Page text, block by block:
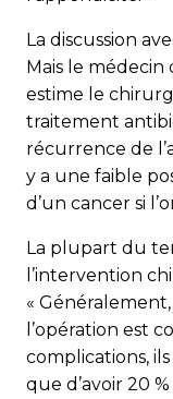
La discussion
Mais le
estime le
traitement
récurrence de
y a une faible
d’un cancer si
La plupart du
l’intervention
«
l’opération est
complications,
que d’avoir 20